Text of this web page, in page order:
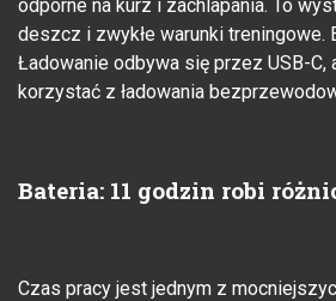
odporne na kurz i zachlapania. To
deszcz i zwykłe warunki treningowe.
Ładowanie odbywa się przez USB-C,
korzystać z ładowania
Bateria: 11 godzin robi
Czas pracy jest jednym z